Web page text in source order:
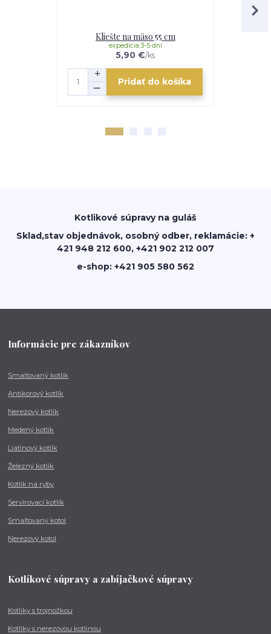
Kliešte na mäso 55 cm
5,90 €/ks
expedícia 3-5 dní
Pridať do košíka
Kotlikové súpravy na guláš
Sklad,stav objednávok, osobný odber, reklamácie: +
421 948 212 600, +421 902 212 007
e-shop: +421 905 580 562
Informácie pre zákazníkov
Smaltovaný kotlík
Antikorový kotlík
Nerezový kotlík
Medený kotlík
Liatinový kotlík
Železný kotlík
Kotlík na ryby
Servírovací kotlík
Smaltovaný kotol
Nerezový kotol
Kotlíkové súpravy a zabíjačkové súpravy
Kotlíky s trojnožkou
Kotlíky s nerezovou kotlinou